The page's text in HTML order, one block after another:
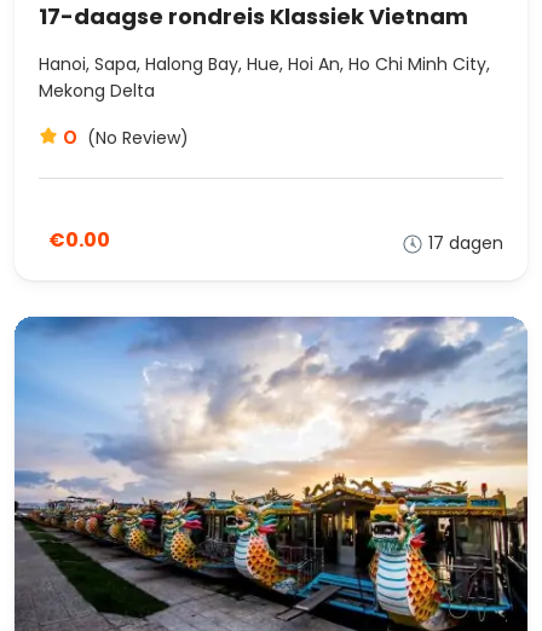
17-daagse rondreis Klassiek Vietnam
Hanoi, Sapa, Halong Bay, Hue, Hoi An, Ho Chi Minh City,
Mekong Delta
0 (No Review)
€0.00 17 dagen